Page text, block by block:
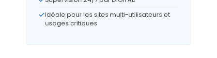
Idéale pour les sites multi-utilisateurs et
usages critiques